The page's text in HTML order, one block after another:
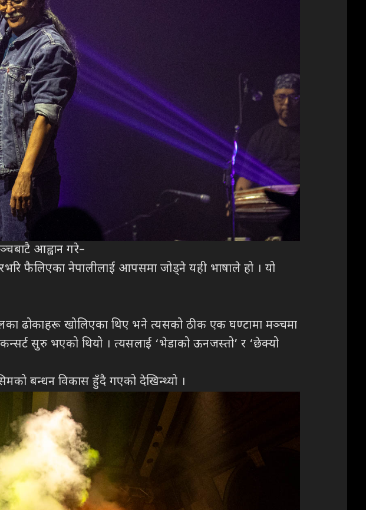
आह्वान गरे–
फैलिएका नेपालीलाई आपसमा जोड्ने यही भाषाले हो । यो
ढोकाहरू खोलिएका थिए भने त्यसको ठीक एक घण्टामा मञ्चमा
सुरु भएको थियो । त्यसलाई ‘भेडाको ऊनजस्तो’ र ‘छेक्यो
बन्धन विकास हुँदै गएको देखिन्थ्यो ।